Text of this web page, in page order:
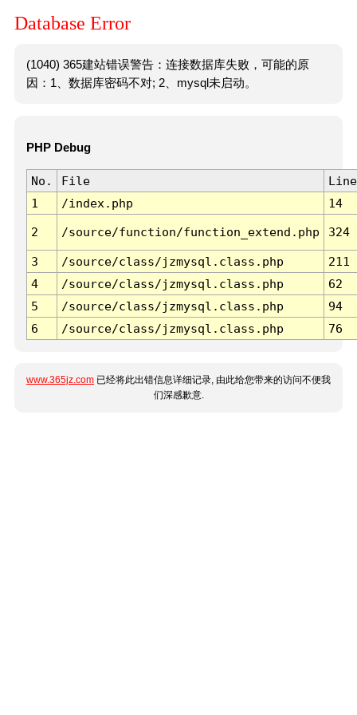
Database Error
(1040) 365建站错误警告：连接数据库失败，可能的原
因：1、数据库密码不对; 2、mysql未启动。
PHP Debug
No. File
Line
1
/index.php 14
2 /source/function/function_extend.php 324
3 /source/class/jzmysql.class.php
211
4
/source/class/jzmysql.class.php
62
5
/source/class/jzmysql.class.php
94
6
/source/class/jzmysql.class.php 76
www.365jz.com 已经将此出错信息详细记录, 由此给您带来的访问不便我
们深感歉意.